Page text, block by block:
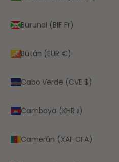
Burundi (BIF Fr)
Bután (EUR €)
Cabo Verde (CVE $)
Camboya (KHR ៛)
Camerún (XAF CFA)